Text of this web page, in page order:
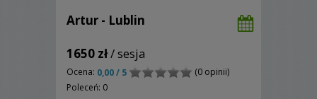
Artur - Lublin
1650 zł/ sesja
Ocena: 0,00 / 5
(0 opinii)
Poleceń: 0